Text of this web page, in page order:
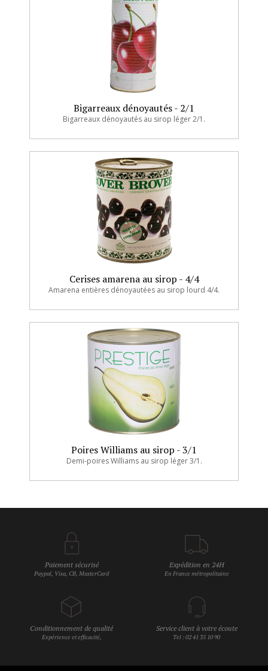
Bigarreaux dénoyautés - 2/1
Bigarreaux dénoyautés au sirop léger 2/1.
Cerises amarena au sirop - 4/4
Amarena entières dénoyautées au sirop lourd 4/4.
Poires Williams au sirop - 3/1
Demi-poires Williams au sirop léger 3/1.
Paiement sécurisé
Paypal, Visa, CB, MasterCard
Expédition en 24H
En France métropolitaine
Conditionnement de qualité
Expérience et efficacité,
Service client à votre écoute
Tel : 02 41 35 10 90